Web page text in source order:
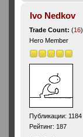
Ivo Nedkov
Trade Count:(16)
Hero Member
Публикации: 1184
Рейтинг: 187